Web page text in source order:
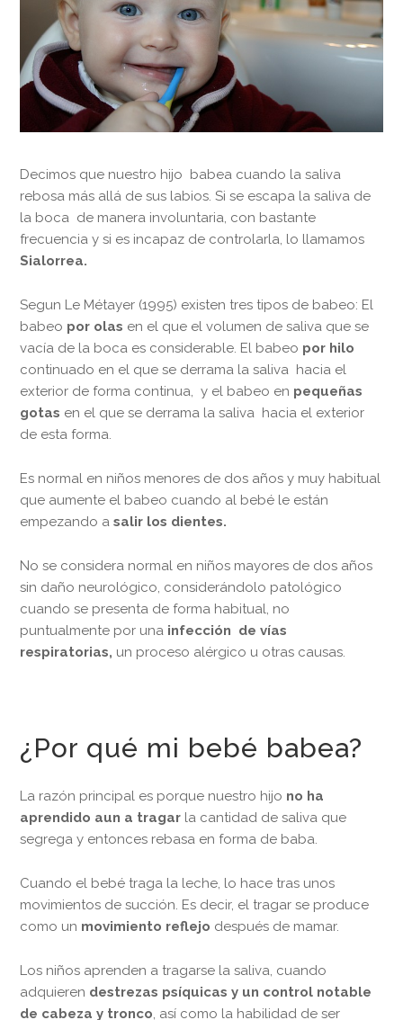
Decimos que nuestro hijo babea cuando la saliva
rebosa más allá de sus labios. Si se escapa la saliva de
la boca de manera involuntaria, con bastante
frecuencia y si es incapaz de controlarla, lo llamamos
Sialorrea.
Segun Le Métayer (1995) existen tres tipos de babeo: El
babeo por olas en el que el volumen de saliva que se
vacía de la boca es considerable. El babeo por hilo
continuado en el que se derrama la saliva hacia el
exterior de forma continua, y el babeo en pequeñas
gotas en el que se derrama la saliva hacia el exterior
de esta forma.
Es normal en niños menores de dos años y muy habitual
que aumente el babeo cuando al bebé le están
empezando asalir los dientes.
No se considera normal en niños mayores de dos años
sin daño neurológico, considerándolo patológico
cuando se presenta de forma habitual, no
puntualmente por una infección de vías
respiratorias, un proceso alérgico u otras causas.
¿Por qué mi bebé babea?
La razón principal es porque nuestro hijo no ha
aprendido aun a tragar la cantidad de saliva que
segrega y entonces rebasa en forma de baba.
Cuando el bebé traga la leche, lo hace tras unos
movimientos de succión. Es decir, el tragar se produce
como un movimiento reflejo después de mamar.
Los niños aprenden a tragarse la saliva, cuando
adquieren destrezas psíquicas y un control notable
de cabeza y tronco, así como la habilidad de ser